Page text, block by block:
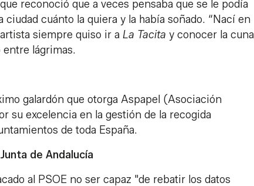
reconoció que a veces pensaba que se le podía
cuánto la quiera y la había soñado. “Nací en
siempre quiso ir a La Tacita y conocer la cuna
lágrimas.
galardón que otorga Aspapel (Asociación
su excelencia en la gestión de la recogida
de toda España.
de Andalucía
al PSOE no ser capaz "de rebatir los datos